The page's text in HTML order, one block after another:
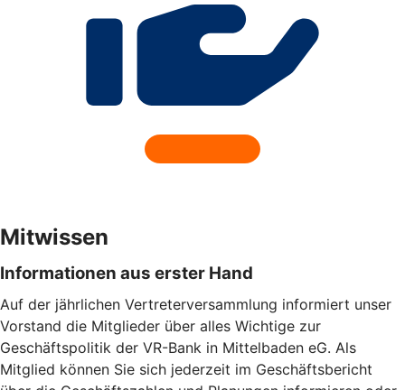
Mitwissen
Informationen aus erster Hand
Auf der jährlichen Vertreterversammlung informiert unser
Vorstand die Mitglieder über alles Wichtige zur
Geschäftspolitik der VR-Bank in Mittelbaden eG. Als
Mitglied können Sie sich jederzeit im Geschäftsbericht